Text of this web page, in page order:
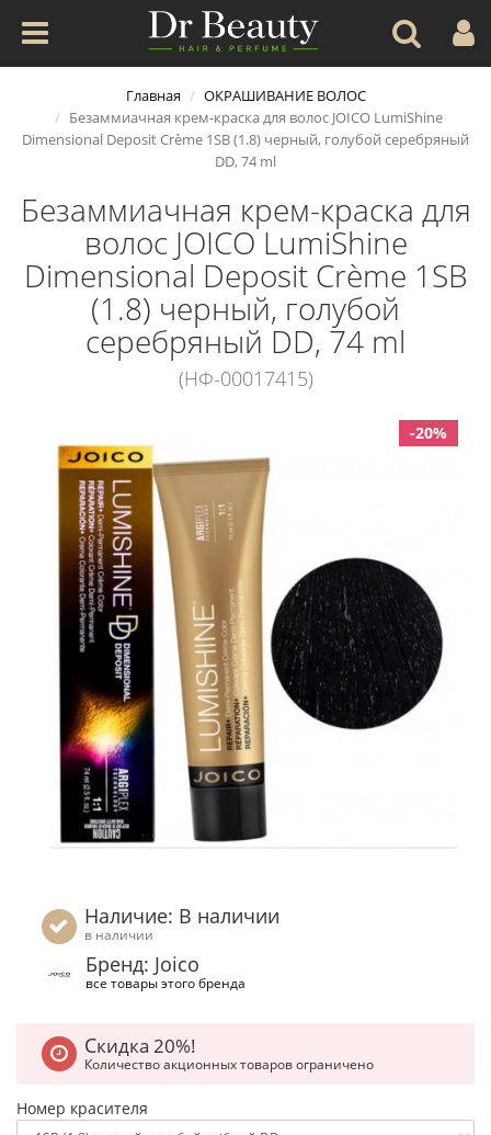
Главная
ОКРАШИВАНИЕ ВОЛОС
Безаммиачная крем-краска для волос JOICO LumiShine
Dimensional Deposit Crème 1SB (1.8) черный, голубой серебряный
DD, 74 ml
Безаммиачная крем-краска для
волос JOICO LumiShine
Dimensional Deposit Crème 1SB
(1.8) черный, голубой
серебряный DD, 74 ml
(НФ-00017415)
-20%
Наличие: В наличии
в наличии
Бренд: Joico
все товары этого бренда
Скидка 20%!
Количество акционных товаров ограничено
Номер красителя